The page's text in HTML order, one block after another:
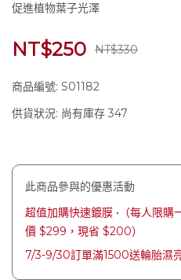
促進植物葉子光澤
NT$250 NT$330
商品編號: S01182
供貨狀況: 尚有庫存 347
此商品參與的優惠活動
超值加購快速鍍膜 •（每人限
價 $299，現省 $200）
7/3-9/30訂單滿1500送輪胎濕